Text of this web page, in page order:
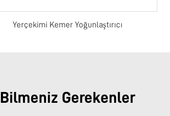
Yerçekimi Kemer Yoğunlaştırıcı
Bilmeniz Gerekenler